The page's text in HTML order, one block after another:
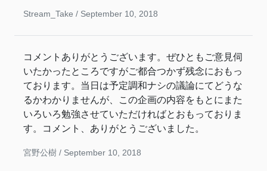
Stream_Take / September 10, 2018
コメントありがとうございます。ぜひともご意見伺
いたかったところですがご都合つかず残念におもっ
ております。当日は予定調和ナシの議論にてどうな
るかわかりませんが、この企画の内容をもとにまた
いろいろ勉強させていただければとおもっておりま
す。コメント、ありがとうございました。
宮野公樹 / September 10, 2018